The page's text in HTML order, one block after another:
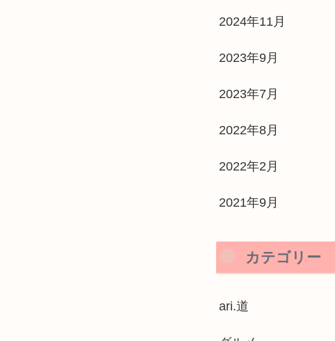
2024年11月
2023年9月
2023年7月
2022年8月
2022年2月
2021年9月
カテゴリー
ari.道